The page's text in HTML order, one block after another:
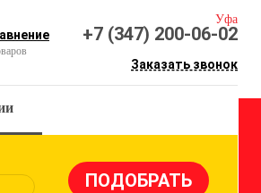
Уфа
+7 (347) 200-06-02
Заказать звонок